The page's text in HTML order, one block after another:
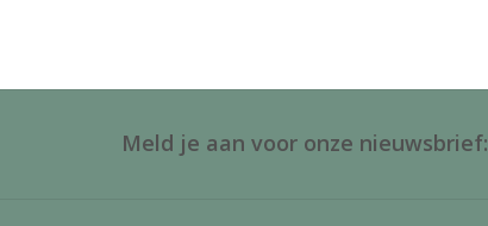
Meld je aan voor onze nieuwsbrief: